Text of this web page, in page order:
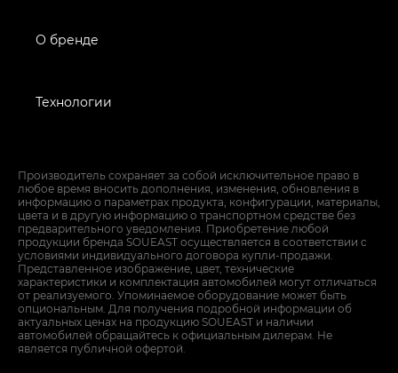
О бренде
Технологии
Производитель сохраняет за собой исключительное право в
любое время вносить дополнения, изменения, обновления в
информацию о параметрах продукта, конфигурации, материалы,
цвета и в другую информацию о транспортном средстве без
предварительного уведомления. Приобретение любой
продукции бренда SOUEAST осуществляется в соответствии с
условиями индивидуального договора купли-продажи.
Представленное изображение, цвет, технические
характеристики и комплектация автомобилей могут отличаться
от реализуемого. Упоминаемое оборудование может быть
опциональным. Для получения подробной информации об
актуальных ценах на продукцию SOUEAST и наличии
автомобилей обращайтесь к официальным дилерам. Не
является публичной офертой.